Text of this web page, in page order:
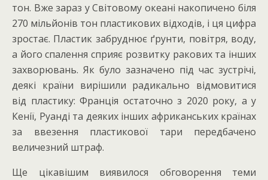
тон. Вже зараз у Світовому океані накопичено біля
270 мільйонів тон пластикових відходів, і ця цифра
зростає. Пластик забруднює ґрунти, повітря, воду,
а його спалення сприяє розвитку ракових та інших
захворювань. Як було зазначено під час зустрічі,
деякі країни вирішили радикально відмовитися
від пластику: Франція остаточно з 2020 року, а у
Кенії, Руанді та деяких інших африканських країнах
за ввезення пластикової тари передбачено
величезний штраф.
Ще цікавішим виявилося обговорення теми